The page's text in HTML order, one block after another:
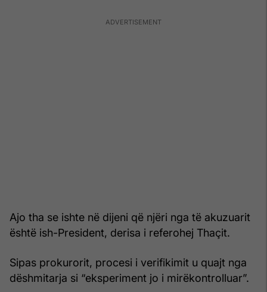
Ajo tha se ishte në dijeni që njëri nga të akuzuarit
është ish-President, derisa i referohej Thaçit.
Sipas prokurorit, procesi i verifikimit u quajt nga
dëshmitarja si “eksperiment jo i mirëkontrolluar”.